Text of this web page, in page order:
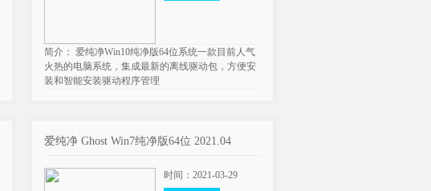
简介： 爱纯净Win10纯净版64位系统一款目前人气
火热的电脑系统，集成最新的离线驱动包，方便安
装和智能安装驱动程序管理
爱纯净 Ghost Win7纯净版64位 2021.04
时间：2021-03-29